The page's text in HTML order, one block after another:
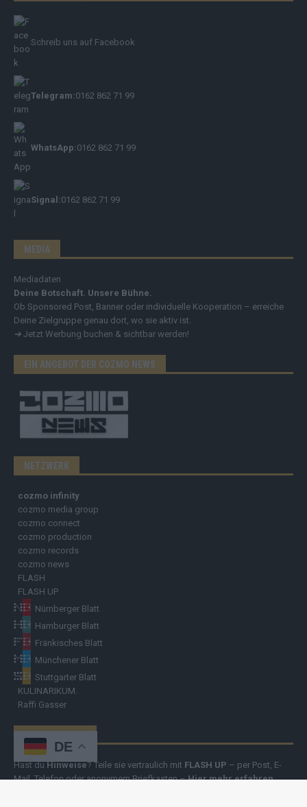
Schreib uns auf Facebook
Telegram:0162 862 71 99
WhatsApp:0162 862 71 99
Signal:0162 862 71 99
MEDIA
Mediadaten
Deine Botschaft. Unsere Bühne.
Ob Sponsored Post, Banner oder individuelle Kooperation – erreiche
Deine Zielgruppe genau dort, wo sie aktiv ist.
➔ Jetzt Werbung buchen & sichtbar werden!
EIN ANGEBOT DER COZMO NEWS
NETZWERK
cozmo infinity
cozmo media group
cozmo connect
cozmo production
cozmo records
cozmo news
FLASH
FLASH UP
Nürnberger Blatt
Hamburger Blatt
Fränkisches Blatt
Münchener Blatt
Stuttgarter Blatt
KULINARIKUM.
Raffi Gasser
Hast duHinweise? Teile sie vertraulich mit FLASH UP – per Post, E-
Mail, Telefon oder anonymem Briefkasten –Hier mehr erfahren.
DE